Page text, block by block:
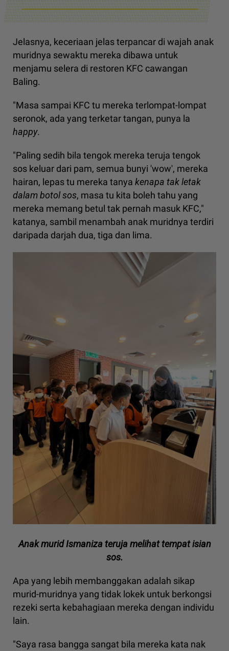
Jelasnya, keceriaan jelas terpancar di wajah anak
muridnya sewaktu mereka dibawa untuk
menjamu selera di restoren KFC cawangan
Baling.
"Masa sampai KFC tu mereka terlompat-lompat
seronok, ada yang terketar tangan, punya la
happy.
"Paling sedih bila tengok mereka teruja tengok
sos keluar dari pam, semua bunyi 'wow', mereka
hairan, lepas tu mereka tanya kenapa tak letak
dalam botol sos, masa tu kita boleh tahu yang
mereka memang betul tak pernah masuk KFC,"
katanya, sambil menambah anak muridnya terdiri
daripada darjah dua, tiga dan lima.
Anak murid Ismaniza teruja melihat tempat isian
sos.
Apa yang lebih membanggakan adalah sikap
murid-muridnya yang tidak lokek untuk berkongsi
rezeki serta kebahagiaan mereka dengan individu
lain.
"Saya rasa bangga sangat bila mereka kata nak